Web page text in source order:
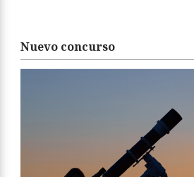
Nuevo concurso